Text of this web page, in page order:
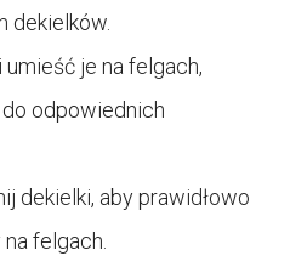
dekielków.
je na felgach,
odpowiednich
dekielki, aby prawidłowo
felgach.